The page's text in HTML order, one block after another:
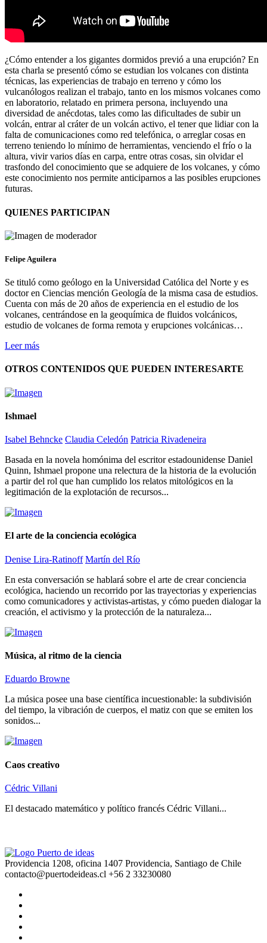
¿Cómo entender a los gigantes dormidos previó a una erupción? En
esta charla se presentó cómo se estudian los volcanes con distinta
técnicas, las experiencias de trabajo en terreno y cómo los
vulcanólogos realizan el trabajo, tanto en los mismos volcanes como
en laboratorio, relatado en primera persona, incluyendo una
diversidad de anécdotas, tales como las dificultades de subir un
volcán, entrar al cráter de un volcán activo, el tener que lidiar con la
falta de comunicaciones como red telefónica, o arreglar cosas en
terreno teniendo lo mínimo de herramientas, venciendo el frío o la
altura, vivir varios días en carpa, entre otras cosas, sin olvidar el
trasfondo del conocimiento que se adquiere de los volcanes, y cómo
este conocimiento nos permite anticiparnos a las posibles erupciones
futuras.
QUIENES PARTICIPAN
Felipe Aguilera
Se tituló como geólogo en la Universidad Católica del Norte y es
doctor en Ciencias mención Geología de la misma casa de estudios.
Cuenta con más de 20 años de experiencia en el estudio de los
volcanes, centrándose en la geoquímica de fluidos volcánicos,
estudio de volcanes de forma remota y erupciones volcánicas…
Leer más
OTROS CONTENIDOS QUE PUEDEN INTERESARTE
Ishmael
Isabel Behncke Claudia Celedón Patricia Rivadeneira
Basada en la novela homónima del escritor estadounidense Daniel
Quinn, Ishmael propone una relectura de la historia de la evolución
a partir del rol que han cumplido los relatos mitológicos en la
legitimación de la explotación de recursos...
El arte de la conciencia ecológica
Denise Lira-Ratinoff Martín del Río
En esta conversación se hablará sobre el arte de crear conciencia
ecológica, haciendo un recorrido por las trayectorias y experiencias
como comunicadores y activistas-artistas, y cómo pueden dialogar la
creación, el activismo y la protección de la naturaleza...
Música, al ritmo de la ciencia
Eduardo Browne
La música posee una base científica incuestionable: la subdivisión
del tiempo, la vibración de cuerpos, el matiz con que se emiten los
sonidos...
Caos creativo
Cédric Villani
El destacado matemático y político francés Cédric Villani...
Providencia 1208, oficina 1407 Providencia, Santiago de Chile
contacto@puertodeideas.cl +56 2 33230080